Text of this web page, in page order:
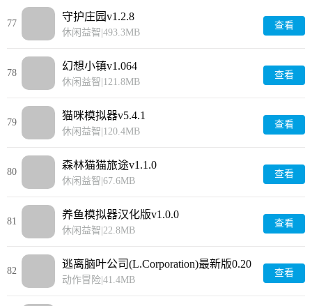
77
守护庄园v1.2.8
休闲益智|493.3MB
查看
78
幻想小镇v1.064
休闲益智|121.8MB
查看
79
猫咪模拟器v5.4.1
休闲益智|120.4MB
查看
80
森林猫猫旅途v1.1.0
休闲益智|67.6MB
查看
81
养鱼模拟器汉化版v1.0.0
休闲益智|22.8MB
查看
82
逃离脑叶公司(L.Corporation)最新版0.20
动作冒险|41.4MB
查看